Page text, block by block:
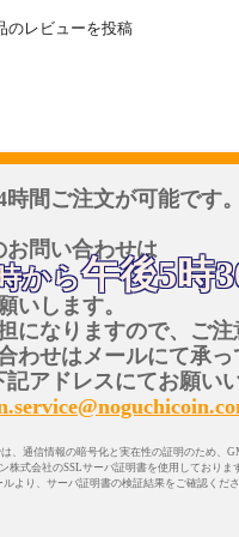
のレビューを投稿
間ご注文が可能です。
お問い合わせは
から午後5時
いします。
になりますので、ご注
わせはメールにて承っ
アドレスにてお願い
、通信情報の暗号化と実在性の証明のため、
株式会社のSSLサーバ証明書を使用しておりま
ルより、サーバ証明書の検証結果をご確認くださ